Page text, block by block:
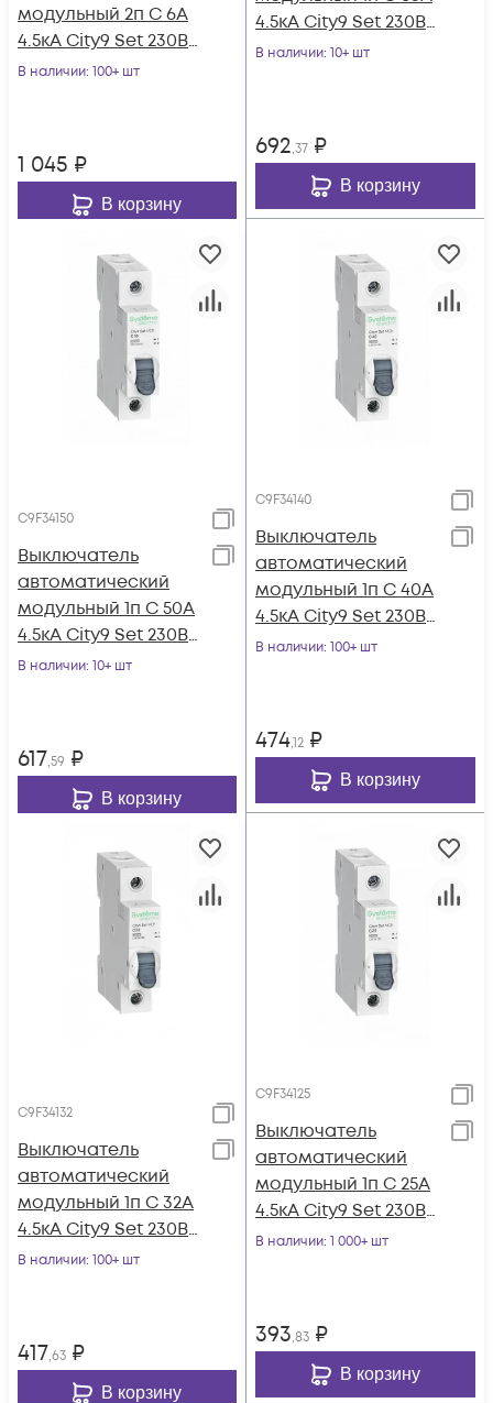
модульный 2п C 6А
4.5кА City9 Set 230В
SE C9F34206
В наличии: 100+ шт
1 045 ₽
В корзину
4.5кА City9 Set 230В
SE C9F34163
В наличии: 10+ шт
692,37 ₽
В корзину
C9F34150
Выключатель
автоматический
модульный 1п C 50А
4.5кА City9 Set 230В
SE C9F34150
В наличии: 10+ шт
617,59 ₽
В корзину
C9F34140
Выключатель
автоматический
модульный 1п C 40А
4.5кА City9 Set 230В
SE C9F34140
В наличии: 100+ шт
474,12 ₽
В корзину
C9F34132
Выключатель
автоматический
модульный 1п C 32А
4.5кА City9 Set 230В
SE C9F34132
В наличии: 100+ шт
417,63 ₽
В корзину
C9F34125
Выключатель
автоматический
модульный 1п C 25А
4.5кА City9 Set 230В
SE C9F34125
В наличии: 1 000+ шт
393,83 ₽
В корзину